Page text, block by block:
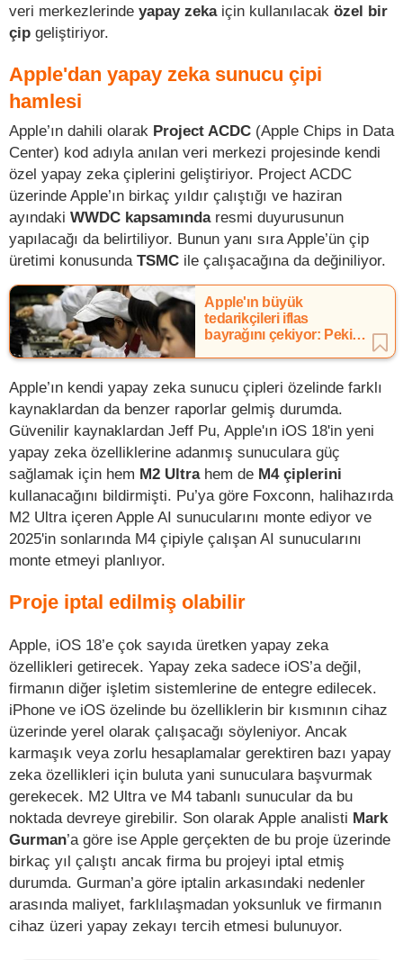
veri merkezlerinde yapay zekaiçin kullanılacak özel bir
çip geliştiriyor.
Apple'dan yapay zeka sunucu çipi
hamlesi
Apple’ın dahili olarak Project ACDC (Apple Chips in Data
Center) kod adıyla anılan veri merkezi projesinde kendi
özel yapay zeka çiplerini geliştiriyor. Project ACDC
üzerinde Apple’ın birkaç yıldır çalıştığı ve haziran
ayındaki WWDC kapsamındaresmi duyurusunun
yapılacağı da belirtiliyor. Bunun yanı sıra Apple’ün çip
üretimi konusunda TSMC ile çalışacağına da değiniliyor.
Apple'ın büyük
tedarikçileri iflas
bayrağını çekiyor: Peki
Apple’ın kendi yapay zeka sunucu çipleri özelinde farklı
kaynaklardan da benzer raporlar gelmiş durumda.
Güvenilir kaynaklardan Jeff Pu, Apple'ın iOS 18'in yeni
yapay zeka özelliklerine adanmış sunuculara güç
sağlamak için hem M2 Ultrahem de M4 çiplerini
kullanacağını bildirmişti. Pu’ya göre Foxconn, halihazırda
M2 Ultra içeren Apple AI sunucularını monte ediyor ve
2025'in sonlarında M4 çipiyle çalışan AI sunucularını
monte etmeyi planlıyor.
Proje iptal edilmiş olabilir
Apple, iOS 18’e çok sayıda üretken yapay zeka
özellikleri getirecek. Yapay zeka sadece iOS’a değil,
firmanın diğer işletim sistemlerine de entegre edilecek.
iPhone ve iOS özelinde bu özelliklerin bir kısmının cihaz
üzerinde yerel olarak çalışacağı söyleniyor. Ancak
karmaşık veya zorlu hesaplamalar gerektiren bazı yapay
zeka özellikleri için buluta yani sunuculara başvurmak
gerekecek. M2 Ultra ve M4 tabanlı sunucular da bu
noktada devreye girebilir. Son olarak Apple analisti Mark
Gurman’a göre ise Apple gerçekten de bu proje üzerinde
birkaç yıl çalıştı ancak firma bu projeyi iptal etmiş
durumda. Gurman’a göre iptalin arkasındaki nedenler
arasında maliyet, farklılaşmadan yoksunluk ve firmanın
cihaz üzeri yapay zekayı tercih etmesi bulunuyor.